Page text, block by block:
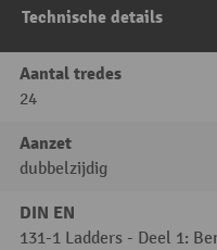
Technische details
Aantal tredes
24
Aanzet
dubbelzijdig
DIN EN
131-1 Ladders - Deel 1: